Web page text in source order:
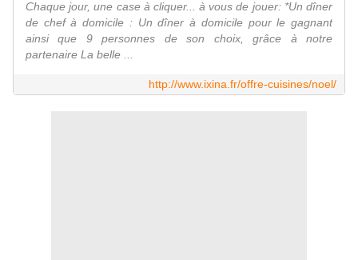
Chaque jour, une case à cliquer... à vous de jouer: *Un dîner
de chef à domicile : Un dîner à domicile pour le gagnant
ainsi que 9 personnes de son choix, grâce à notre
partenaire La belle ...
http://www.ixina.fr/offre-cuisines/noel/